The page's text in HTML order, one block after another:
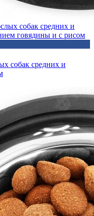
собак средних и